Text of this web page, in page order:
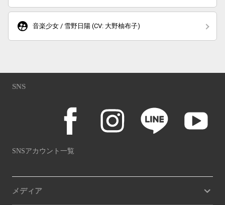
supervised_user_circle 音楽少女 / 雪野日陽 (CV: 大野柚布子)
SNS
SNSアカウント一覧
メディア